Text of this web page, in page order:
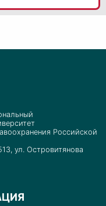
Российской
ул. Островитянова